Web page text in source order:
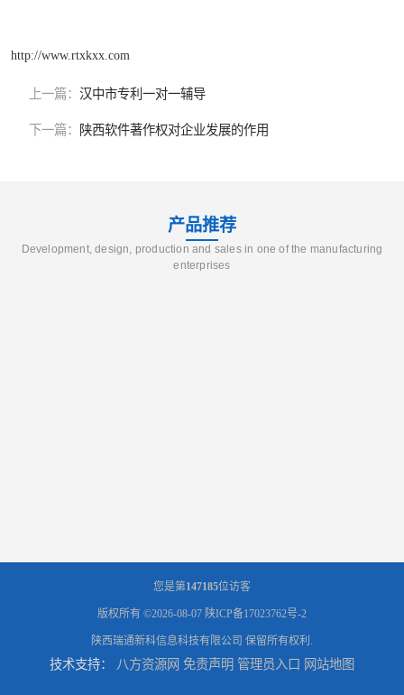
http://www.rtxkxx.com
上一篇： 汉中市专利一对一辅导
下一篇： 陕西软件著作权对企业发展的作用
产品推荐
Development, design, production and sales in one of the manufacturing
enterprises
您是第147185位访客
版权所有 ©2026-08-07 陕ICP备17023762号-2
陕西瑞通新科信息科技有限公司 保留所有权利.
技术支持： 八方资源网 免责声明 管理员入口 网站地图